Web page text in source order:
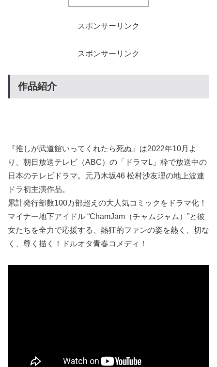
スポンサーリンク
スポンサーリンク
作品紹介
『推しが武道館いってくれたら死ぬ』は2022年10月よ
り、朝日放送テレビ（ABC）の「ドラマL」枠で放送中の
日本のテレビドラマ。元乃木坂46 松村沙友理の地上波連
ドラ初主演作品。
累計発行部数100万部超えの大人気コミックをドラマ化！
マイナー地下アイドル “ChamJam（チャムジャム）”と彼
女たちを全力で応援する、熱狂的ファンの姿を熱く、切な
く、尊く描く！ドルオタ青春コメディ！